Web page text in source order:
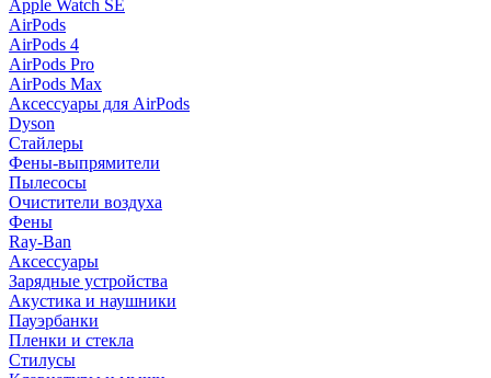
Apple Watch SE
AirPods
AirPods 4
AirPods Pro
AirPods Max
Аксессуары для AirPods
Dyson
Стайлеры
Фены-выпрямители
Пылесосы
Очистители воздуха
Фены
Ray-Ban
Аксессуары
Зарядные устройства
Акустика и наушники
Пауэрбанки
Пленки и стекла
Стилусы